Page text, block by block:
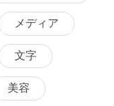
メディア
文字
美容